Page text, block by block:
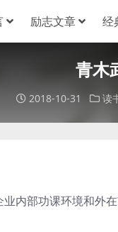
励志文章 经
青木
2018-10-31 读
内部功课环境和